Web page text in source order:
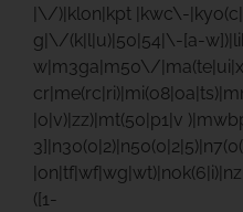
|\/)|klon|kpt |kwc\-
g|\/(k|l|u)|50|54|\-[a-
w|m3ga|m50\/
|o|v)|zz)|mt(50|p1|v
([1-